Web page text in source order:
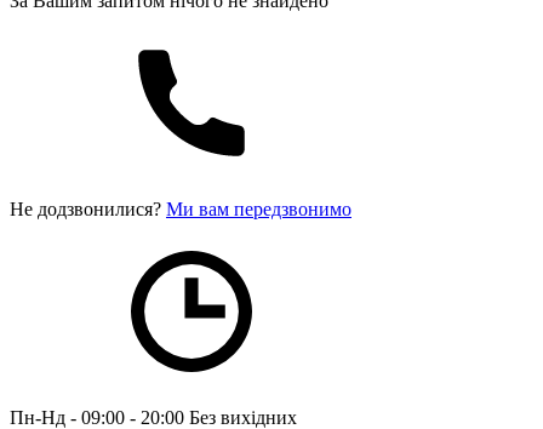
Не додзвонилися? Ми вам передзвонимо
Пн-Нд - 09:00 - 20:00 Без вихідних